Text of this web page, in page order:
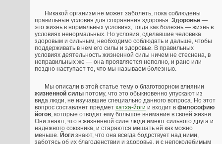
Никакой организм не может заболеть, пока соблюдены
правильные условия для сохранения здоровья. Здоровье —
это жизнь в нормальных условиях, тогда как болезнь — жизнь в
условиях ненормальных. Но условия, сделавшие человека
здоровым и сильным, необходимо соблюдать и дальше, чтобы
поддерживать в нем его силы и здоровье. В правильных
условиях деятельность жизненной силы ничем не стеснена, в
неправильных же — она проявляется неполно, и рано или
поздно наступает то, что мы называем болезнью.
Мы описали в этой статье тему о благотворном влиянии
жизненной силы потому, что это обыкновенно упускают из
вида люди, не изучавшие специально данного вопроса. Но этот
вопрос составляет предмет хатха-йоги и входит в философию
йогов, которые отводят ему большое внимание в своей жизни.
Они знают, что в жизненной силе люди имеют сильного друга и
надежного союзника, и стараются мешать ей как можно
меньше. Йоги знают, что она всегда бодрствует над ними,
заботясь об их благоденствии и здоровье, и с непоколебимым